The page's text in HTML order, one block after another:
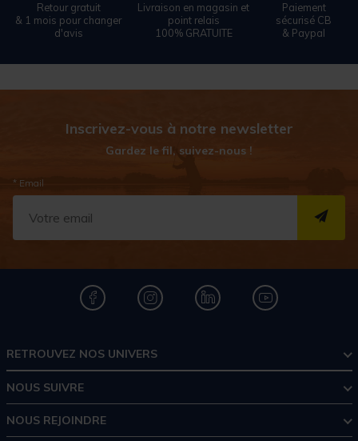
Retour gratuit
& 1 mois pour changer
d'avis
Livraison en magasin et
point relais
100% GRATUITE
Paiement
sécurisé CB
& Paypal
Inscrivez-vous à notre newsletter
Gardez le fil, suivez-nous !
* Email
RETROUVEZ NOS UNIVERS
NOUS SUIVRE
NOUS REJOINDRE